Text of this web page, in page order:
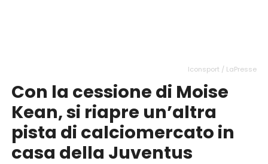
Iconsport / LaPresse
Con la cessione di Moise
Kean, si riapre un’altra
pista di calciomercato in
casa della Juventus